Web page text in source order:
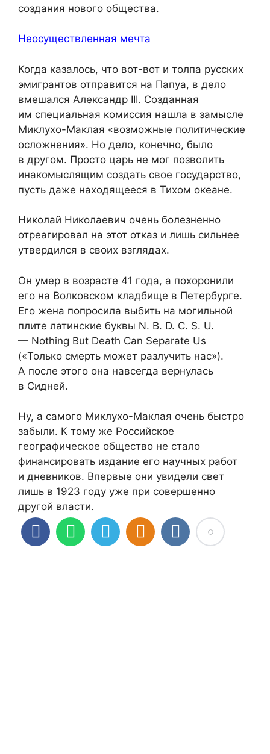
создания нового общества.
Неосуществленная мечта
Когда казалось, что вот-вот и толпа русских
эмигрантов отправится на Папуа, в дело
вмешался Александр III. Созданная
им специальная комиссия нашла в замысле
Миклухо-Маклая «возможные политические
осложнения». Но дело, конечно, было
в другом. Просто царь не мог позволить
инакомыслящим создать свое государство,
пусть даже находящееся в Тихом океане.
Николай Николаевич очень болезненно
отреагировал на этот отказ и лишь сильнее
утвердился в своих взглядах.
Он умер в возрасте 41 года, а похоронили
его на Волковском кладбище в Петербурге.
Его жена попросила выбить на могильной
плите латинские буквы N. B. D. C. S. U.
— Nothing But Death Can Separate Us
(«Только смерть может разлучить нас»).
А после этого она навсегда вернулась
в Сидней.
Ну, а самого Миклухо-Маклая очень быстро
забыли. К тому же Российское
географическое общество не стало
финансировать издание его научных работ
и дневников. Впервые они увидели свет
лишь в 1923 году уже при совершенно
другой власти.